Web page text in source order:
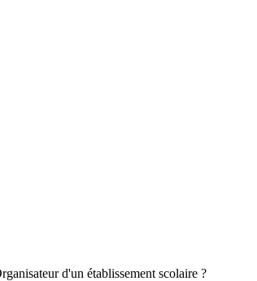
d'un établissement scolaire ?